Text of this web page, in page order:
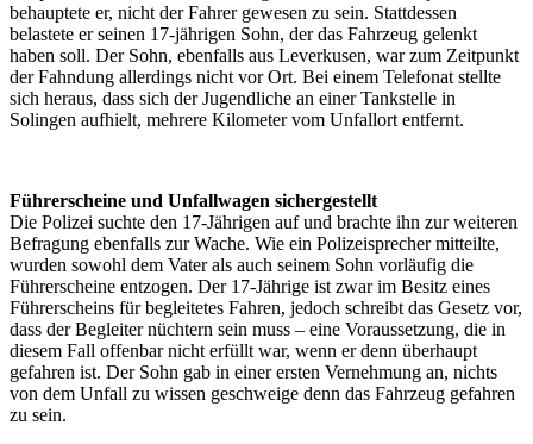
behauptete er, nicht der Fahrer gewesen zu sein. Stattdessen
belastete er seinen 17-jährigen Sohn, der das Fahrzeug gelenkt
haben soll. Der Sohn, ebenfalls aus Leverkusen, war zum Zeitpunkt
der Fahndung allerdings nicht vor Ort. Bei einem Telefonat stellte
sich heraus, dass sich der Jugendliche an einer Tankstelle in
Solingen aufhielt, mehrere Kilometer vom Unfallort entfernt.
Führerscheine und Unfallwagen sichergestellt
Die Polizei suchte den 17-Jährigen auf und brachte ihn zur weiteren
Befragung ebenfalls zur Wache. Wie ein Polizeisprecher mitteilte,
wurden sowohl dem Vater als auch seinem Sohn vorläufig die
Führerscheine entzogen. Der 17-Jährige ist zwar im Besitz eines
Führerscheins für begleitetes Fahren, jedoch schreibt das Gesetz vor,
dass der Begleiter nüchtern sein muss – eine Voraussetzung, die in
diesem Fall offenbar nicht erfüllt war, wenn er denn überhaupt
gefahren ist. Der Sohn gab in einer ersten Vernehmung an, nichts
von dem Unfall zu wissen geschweige denn das Fahrzeug gefahren
zu sein.